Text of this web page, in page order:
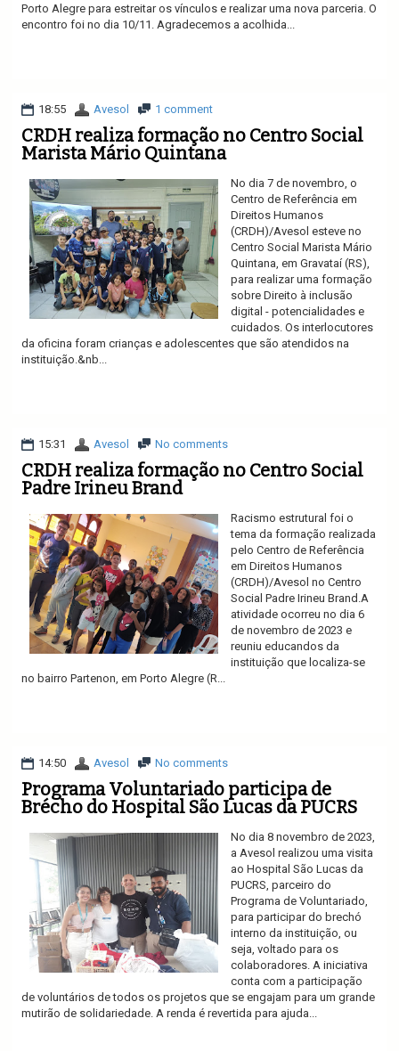
Porto Alegre para estreitar os vínculos e realizar uma nova parceria. O
encontro foi no dia 10/11. Agradecemos a acolhida...
18:55 Avesol 1 comment
CRDH realiza formação no Centro Social
Marista Mário Quintana
No dia 7 de novembro, o
Centro de Referência em
Direitos Humanos
(CRDH)/Avesol esteve no
Centro Social Marista Mário
Quintana, em Gravataí (RS),
para realizar uma formação
sobre Direito à inclusão
digital - potencialidades e
cuidados. Os interlocutores
da oficina foram crianças e adolescentes que são atendidos na
instituição.&nb...
15:31 Avesol No comments
CRDH realiza formação no Centro Social
Padre Irineu Brand
Racismo estrutural foi o
tema da formação realizada
pelo Centro de Referência
em Direitos Humanos
(CRDH)/Avesol no Centro
Social Padre Irineu Brand.A
atividade ocorreu no dia 6
de novembro de 2023 e
reuniu educandos da
instituição que localiza-se
no bairro Partenon, em Porto Alegre (R...
14:50 Avesol No comments
Programa Voluntariado participa de
Brécho do Hospital São Lucas da PUCRS
No dia 8 novembro de 2023,
a Avesol realizou uma visita
ao Hospital São Lucas da
PUCRS, parceiro do
Programa de Voluntariado,
para participar do brechó
interno da instituição, ou
seja, voltado para os
colaboradores. A iniciativa
conta com a participação
de voluntários de todos os projetos que se engajam para um grande
mutirão de solidariedade. A renda é revertida para ajuda...